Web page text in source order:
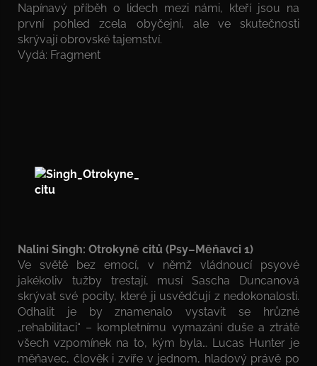
Napínavý příběh o lidech mezi námi, kteří jsou na
první pohled zcela obyčejní, ale ve skutečnosti
skrývají obrovské tajemství.
Vydá: Fragment
Nalini Singh: Otrokyně citů (Psy–Měňavci 1)
Ve světě bez emocí, v němž vládnoucí psyové
jakékoliv tužby trestají, musí Sascha Duncanová
skrývat své pocity, které ji usvědčují z nedokonalosti.
Odhalit je by znamenalo vystavit se hrůzné
„rehabilitaci“ – kompletnímu vymazání duše a ztrátě
všech vzpomínek na to, kým byla… Lucas Hunter je
měňavec, člověk i zvíře v jednom, hladový právě po